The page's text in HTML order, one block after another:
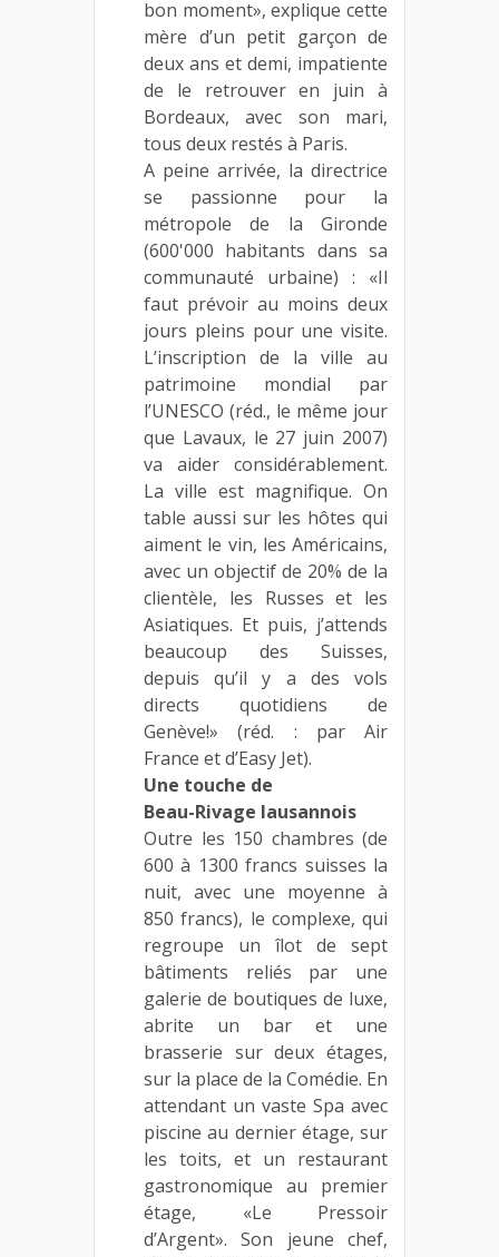
bon moment», explique cette
mère d’un petit garçon de
deux ans et demi, impatiente
de le retrouver en juin à
Bordeaux, avec son mari,
tous deux restés à Paris.
A peine arrivée, la directrice
se passionne pour la
métropole de la Gironde
(600'000 habitants dans sa
communauté urbaine) : «Il
faut prévoir au moins deux
jours pleins pour une visite.
L’inscription de la ville au
patrimoine mondial par
l’UNESCO (réd., le même jour
que Lavaux, le 27 juin 2007)
va aider considérablement.
La ville est magnifique. On
table aussi sur les hôtes qui
aiment le vin, les Américains,
avec un objectif de 20% de la
clientèle, les Russes et les
Asiatiques. Et puis, j’attends
beaucoup des Suisses,
depuis qu’il y a des vols
directs quotidiens de
Genève!» (réd. : par Air
France et d’Easy Jet).
Une touche de
Beau-Rivage lausannois
Outre les 150 chambres (de
600 à 1300 francs suisses la
nuit, avec une moyenne à
850 francs), le complexe, qui
regroupe un îlot de sept
bâtiments reliés par une
galerie de boutiques de luxe,
abrite un bar et une
brasserie sur deux étages,
sur la place de la Comédie. En
attendant un vaste Spa avec
piscine au dernier étage, sur
les toits, et un restaurant
gastronomique au premier
étage, «Le Pressoir
d’Argent». Son jeune chef,